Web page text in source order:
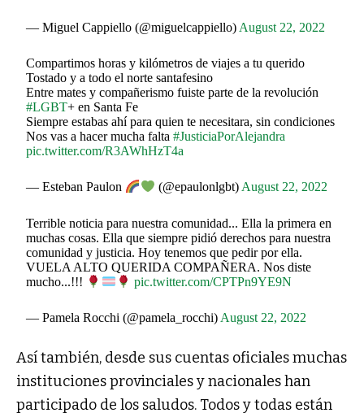
— Miguel Cappiello (@miguelcappiello)August 22, 2022
Compartimos horas y kilómetros de viajes a tu querido
Tostado y a todo el norte santafesino
Entre mates y compañerismo fuiste parte de la revolución
#LGBT+ en Santa Fe
Siempre estabas ahí para quien te necesitara, sin condiciones
Nos vas a hacer mucha falta#JusticiaPorAlejandra
pic.twitter.com/R3AWhHzT4a
— Esteban Paulon (@epaulonlgbt)August 22, 2022
Terrible noticia para nuestra comunidad... Ella la primera en
muchas cosas. Ella que siempre pidió derechos para nuestra
comunidad y justicia. Hoy tenemos que pedir por ella.
VUELA ALTO QUERIDA COMPAÑERA. Nos diste
mucho...!!!
pic.twitter.com/CPTPn9YE9N
— Pamela Rocchi (@pamela_rocchi) August 22, 2022
Así también, desde sus cuentas oficiales muchas
instituciones provinciales y nacionales han
participado de los saludos. Todos y todas están